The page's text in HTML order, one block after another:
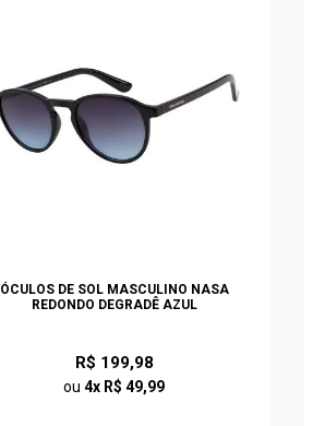
ÓCULOS DE SOL MASCULINO NASA
REDONDO DEGRADÊ AZUL
R$ 199,98
ou4x R$ 49,99